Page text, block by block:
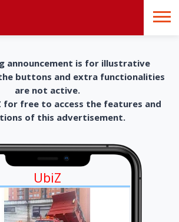
announcement is for illustrative
buttons and extra functionalities
are not active.
for free to access the features and
of this advertisement.
UbiZ